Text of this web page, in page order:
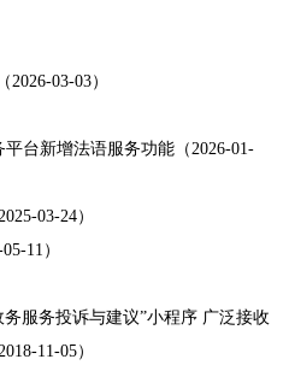
03-03）
台新增法语服务功能（2026-01-
03-24）
11）
服务投诉与建议”小程序 广泛接收
11-05）